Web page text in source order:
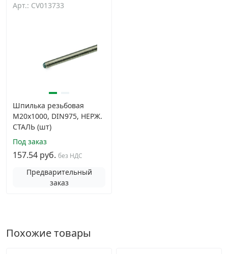
Арт.: CV013733
Шпилька резьбовая
М20х1000, DIN975, НЕРЖ.
СТАЛЬ (шт)
Под заказ
157.54 руб. без НДС
Предварительный
заказ
Похожие товары